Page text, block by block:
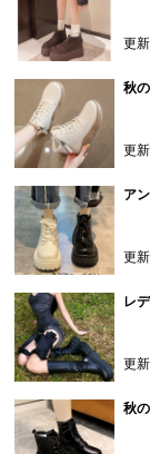
更
秋
更
ア
更
レ
更
秋